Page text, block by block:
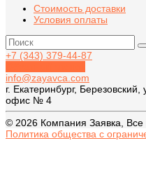
Стоимость доставки
Условия оплаты
+7 (343) 379-44-87
info@zayavca.com
г. Екатеринбург,
офис № 4
© 2026 Компания Заявка,
Политика общества с